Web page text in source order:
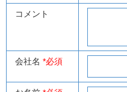
コメント
会社名 *必須